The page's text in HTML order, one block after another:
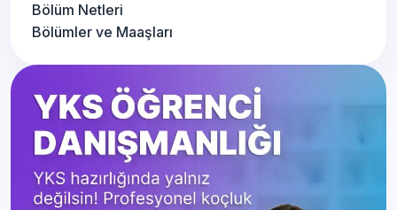
Bölüm Netleri
Bölümler ve Maaşları